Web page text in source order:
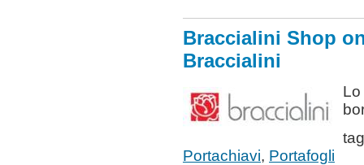
Braccialini Shop
Braccialini
Portachiavi, Portafogli